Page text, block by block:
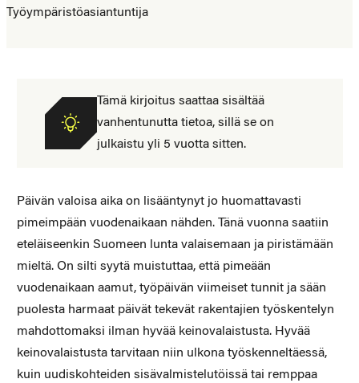
Työympäristöasiantuntija
Tämä kirjoitus saattaa sisältää
vanhentunutta tietoa, sillä se on
julkaistu yli 5 vuotta sitten.
Päivän valoisa aika on lisääntynyt jo huomattavasti
pimeimpään vuodenaikaan nähden. Tänä vuonna saatiin
eteläiseenkin Suomeen lunta valaisemaan ja piristämään
mieltä. On silti syytä muistuttaa, että pimeään
vuodenaikaan aamut, työpäivän viimeiset tunnit ja sään
puolesta harmaat päivät tekevät rakentajien työskentelyn
mahdottomaksi ilman hyvää keinovalaistusta. Hyvää
keinovalaistusta tarvitaan niin ulkona työskenneltäessä,
kuin uudiskohteiden sisävalmistelutöissä tai remppaa